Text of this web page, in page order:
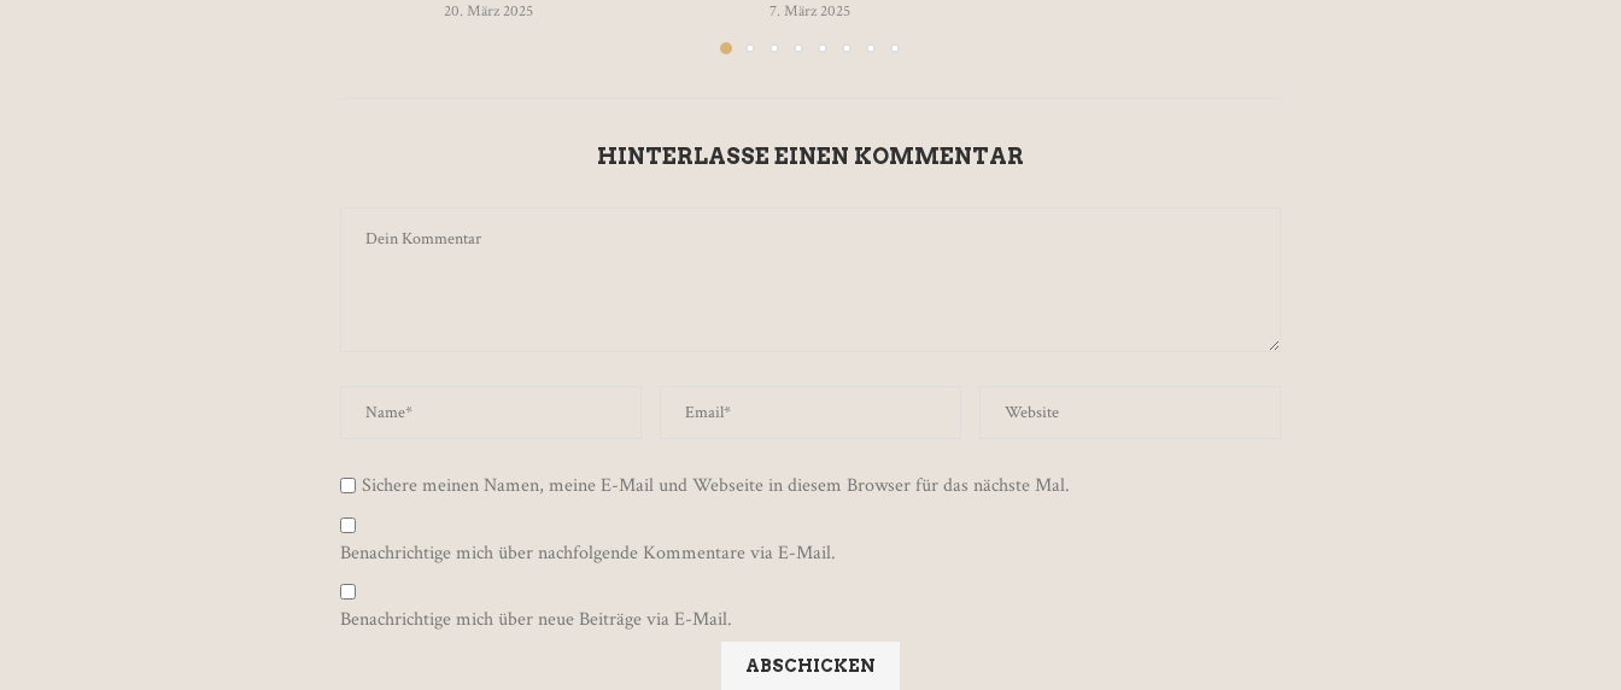
20. März 2025 7. März 2025
HINTERLASSE EINEN KOMMENTAR
Sichere meinen Namen, meine E-Mail und Webseite in diesem Browser für das nächste Mal.
Benachrichtige mich über nachfolgende Kommentare via E-Mail.
Benachrichtige mich über neue Beiträge via E-Mail.